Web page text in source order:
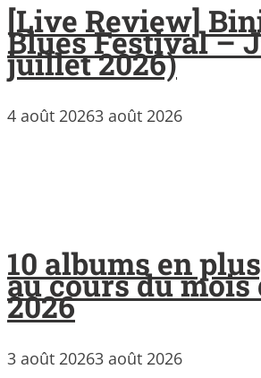
[Live Review]
Blues Festival –
juillet 2026)
4 août 20263 août 2026
10 albums en
au cours du
2026
3 août 20263 août 2026